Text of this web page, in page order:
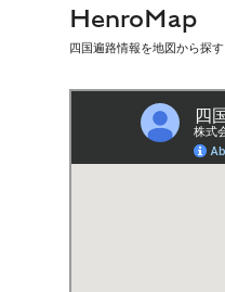
HenroMap
四国遍路情報を地図から探す